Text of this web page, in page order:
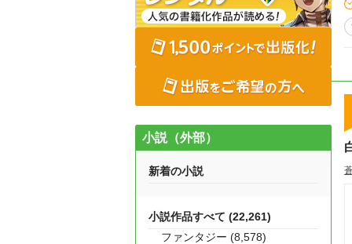
小説（外部）
新着の小説
小説作品すべて (22,261)
ファンタジー (8,578)